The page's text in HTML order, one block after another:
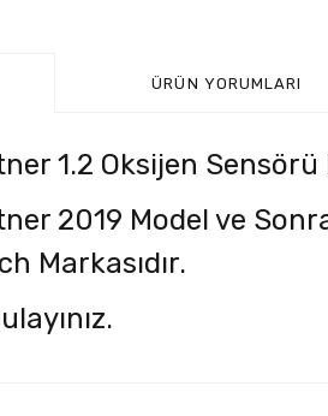
ÜRÜN YORUMLARI
1.2 Oksijen
2019 Model ve
Markasıdır.